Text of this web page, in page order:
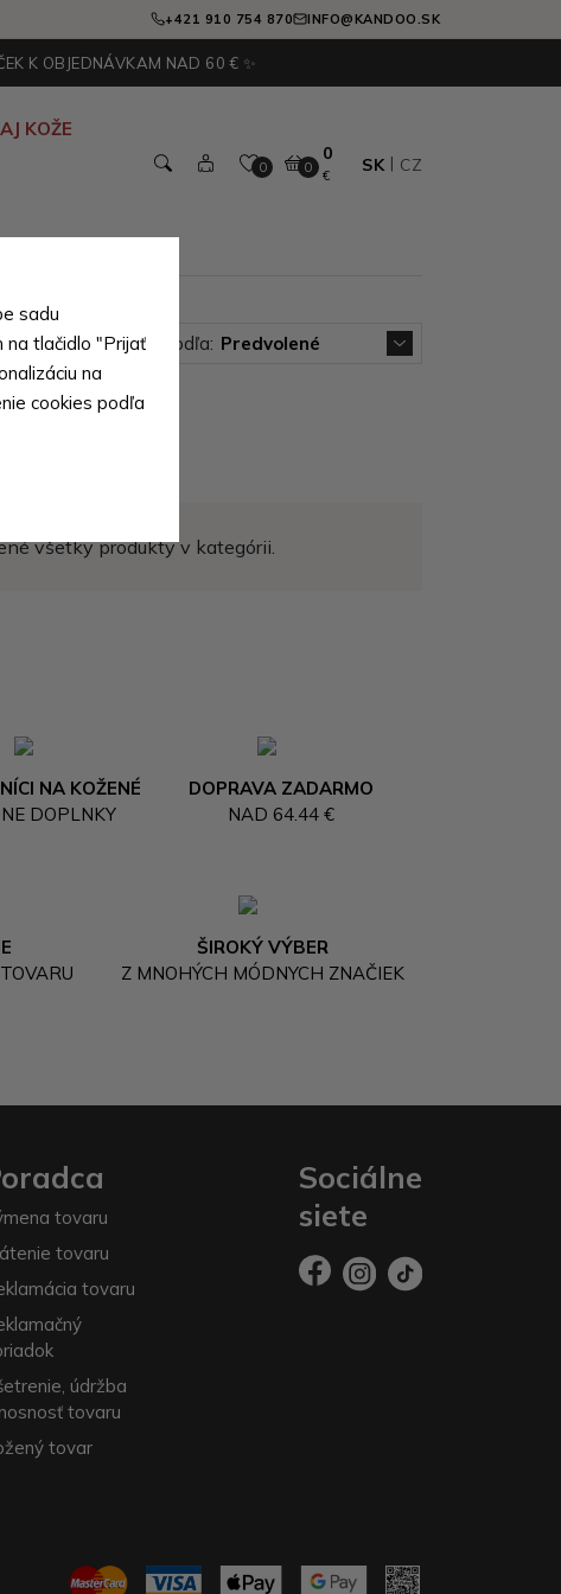
+421 910 754 870 INFO@KANDOO.SK
K OBJEDNÁVKAM NAD 60 € ✨
KOŽE
0 0
0
€
SK CZ
Zoradiť podľa: Predvolené
všetky produkty v kategórii.
NA KOŽENÉ
DOPLNKY
DOPRAVA ZADARMO
NAD 64.44 €
ŠIROKÝ VÝBER
Z MNOHÝCH MÓDNYCH ZNAČIEK
sadu
na tlačidlo "Prijať
na
cookies podľa
tovaru
tovaru
tovaru
údržba
tovaru
tovar
Sociálne
siete